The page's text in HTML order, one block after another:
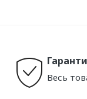
Весь